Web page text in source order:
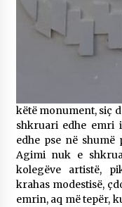
këtë monument, siç
shkruari edhe emri
edhe pse në
Agimi nuk e
kolegëve artistë,
krahas modestisë,
emrin, aq më tepër,